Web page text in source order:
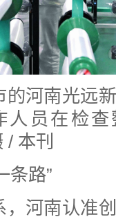
的河南光远
人员在检
本刊
条路”
河南认准创